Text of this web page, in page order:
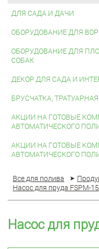
ДЛЯ САДА И ДАЧИ
ОБОРУДОВАНИЕ ДЛЯ
ОБОРУДОВАНИЕ ДЛЯ
СОБАК
ДЕКОР ДЛЯ САДА И
БРУСЧАТКА,
АКЦИИ НА ГОТОВЫЕ
АВТОМАТИЧЕСКОГО
АКЦИИ НА ГОТОВЫЕ
АВТОМАТИЧЕСКОГО
Все для полива
Насос для пруда FSPM-
Насос для